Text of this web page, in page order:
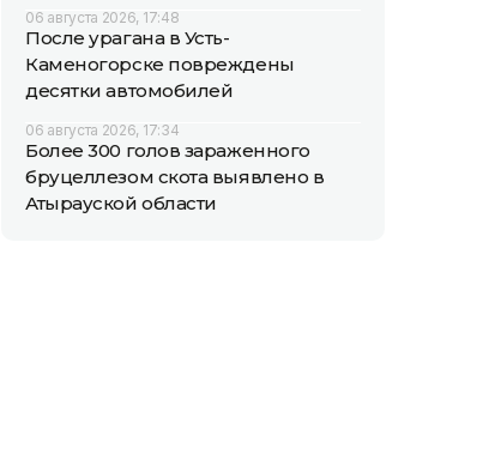
06 августа 2026, 17:48
После урагана в Усть-
Каменогорске повреждены
десятки автомобилей
06 августа 2026, 17:34
Более 300 голов зараженного
бруцеллезом скота выявлено в
Атырауской области